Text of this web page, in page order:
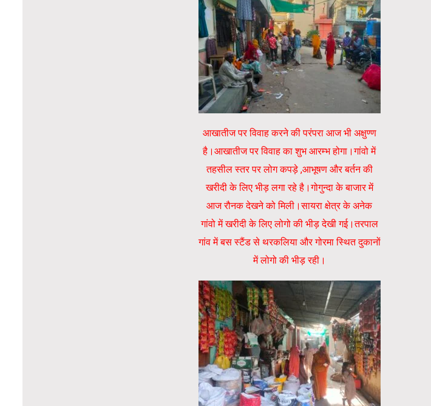
आखातीज पर विवाह करने की परंपरा आज भी अक्षुण्ण
है।आखातीज पर विवाह का शुभ आरम्भ होगा।गांवो में
तहसील स्तर पर लोग कपड़े ,आभूषण और बर्तन की
खरीदी के लिए भीड़ लगा रहे है।गोगुन्दा के बाजार में
आज रौनक देखने को मिली।सायरा क्षेत्र के अनेक
गांवो में खरीदी के लिए लोगो की भीड़ देखी गई।तरपाल
गांव में बस स्टैंड से थरकलिया और गोरमा स्थित दुकानों
में लोगो की भीड़ रही।